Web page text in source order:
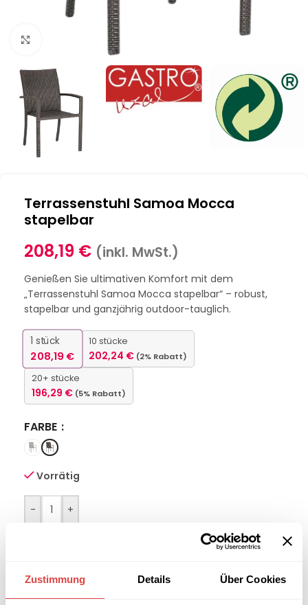
Zustimmung Details Über Cookies
Klick zum Vergrößern
Terrassenstuhl Samoa Mocca
stapelbar
208,19 € (inkl. MwSt.)
Genießen Sie ultimativen Komfort mit dem
„Terrassenstuhl Samoa Mocca stapelbar“ – robust,
stapelbar und ganzjährig outdoor-tauglich.
1 stück
208,19€
10 stücke
202,24 € (2% Rabatt)
20+ stücke
196,29 € (5% Rabatt)
FARBE
Vorrätig
- +
Interessiert an
größeren
B2B-Angebot